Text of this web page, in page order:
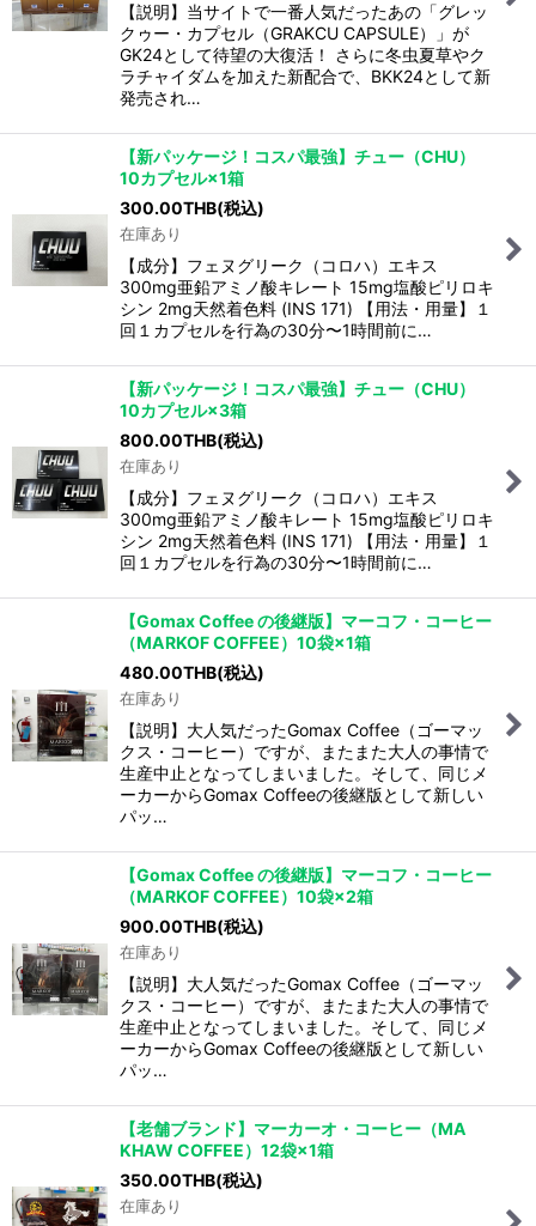
【説明】当サイトで一番人気だったあの「グレッ
クゥー・カプセル（GRAKCU CAPSULE）」が
GK24として待望の大復活！ さらに冬虫夏草やク
ラチャイダムを加えた新配合で、BKK24として新
発売され…
【新パッケージ！コスパ最強】チュー（CHU）
10カプセル×1箱
300.00THB(税込)
在庫あり
【成分】フェヌグリーク（コロハ）エキス
300mg亜鉛アミノ酸キレート 15mg塩酸ピリロキ
シン 2mg天然着色料 (INS 171) 【用法・用量】１
回１カプセルを行為の30分〜1時間前に…
【新パッケージ！コスパ最強】チュー（CHU）
10カプセル×3箱
800.00THB(税込)
在庫あり
【成分】フェヌグリーク（コロハ）エキス
300mg亜鉛アミノ酸キレート 15mg塩酸ピリロキ
シン 2mg天然着色料 (INS 171) 【用法・用量】１
回１カプセルを行為の30分〜1時間前に…
【Gomax Coffee の後継版】マーコフ・コーヒー
（MARKOF COFFEE）10袋×1箱
480.00THB(税込)
在庫あり
【説明】大人気だったGomax Coffee（ゴーマッ
クス・コーヒー）ですが、またまた大人の事情で
生産中止となってしまいました。そして、同じメ
ーカーからGomax Coffeeの後継版として新しい
パッ…
【Gomax Coffee の後継版】マーコフ・コーヒー
（MARKOF COFFEE）10袋×2箱
900.00THB(税込)
在庫あり
【説明】大人気だったGomax Coffee（ゴーマッ
クス・コーヒー）ですが、またまた大人の事情で
生産中止となってしまいました。そして、同じメ
ーカーからGomax Coffeeの後継版として新しい
パッ…
【老舗ブランド】マーカーオ・コーヒー（MA
KHAW COFFEE）12袋×1箱
350.00THB(税込)
在庫あり